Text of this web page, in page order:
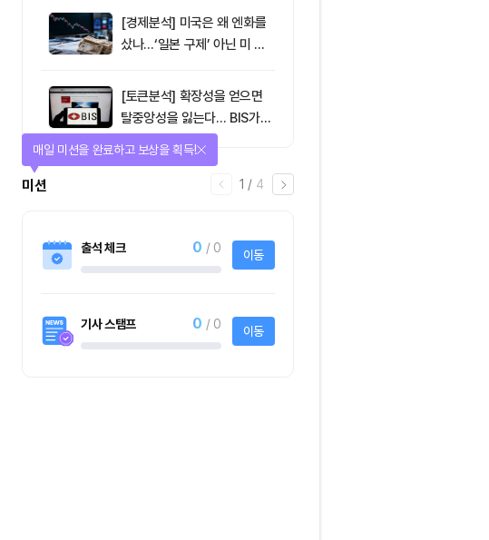
[경제분석] 미국은 왜 엔화를
샀나…‘일본 구제’ 아닌 미 국
[토큰분석] 확장성을 얻으면
탈중앙성을 잃는다… BIS가
짚은 블록체인 ‘분열의 경제
1 / 4
미션
매일 미션을 완료하고 보상을 획득!
출석 체크 0 / 0 이동
기사 스탬프 0 / 0 이동